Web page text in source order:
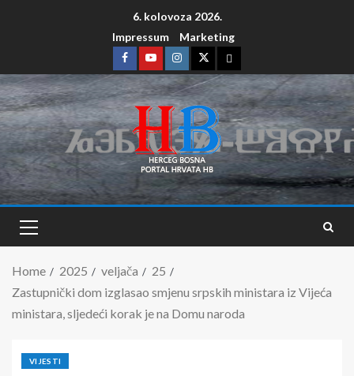
6. kolovoza 2026.
Impressum
Marketing
Home 2025 veljača
25
Zastupnički dom izglasao smjenu srpskih ministara iz Vijeća
ministara, sljedeći korak je na Domu naroda
VIJESTI